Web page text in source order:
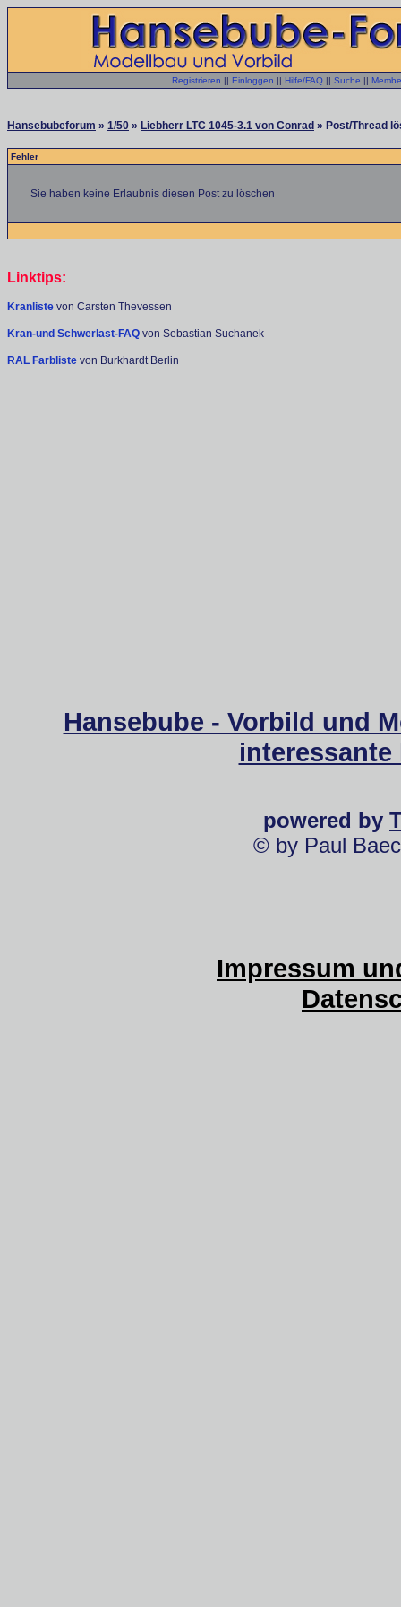
Registrieren || Einloggen || Hilfe/FAQ || Suche ||
Hansebubeforum » 1/50 » Liebherr LTC 1045-3.1 von Conrad » Post/Thread
Fehler
Sie haben keine Erlaubnis diesen Post zu löschen
Linktips:
Kranliste von Carsten Thevessen
Kran-und Schwerlast-FAQ von Sebastian Suchanek
RAL Farbliste von Burkhardt Berlin
Hansebube - Vorbild und
powered by
© by Paul
Impressum